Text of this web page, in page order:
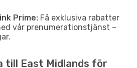
Prime: Få exklusiva rabatter
vår prenumerationstjänst –
till East Midlands för